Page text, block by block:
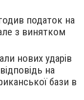
податок на
з винятком
нових ударів
на
бази в